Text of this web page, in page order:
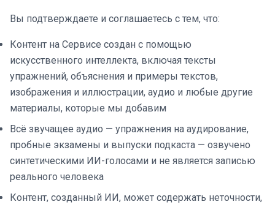
Вы подтверждаете и соглашаетесь с тем, что:
Контент на Сервисе создан с помощью
искусственного интеллекта, включая тексты
упражнений, объяснения и примеры текстов,
изображения и иллюстрации, аудио и любые другие
материалы, которые мы добавим
Всё звучащее аудио — упражнения на аудирование,
пробные экзамены и выпуски подкаста — озвучено
синтетическими ИИ-голосами и не является записью
реального человека
Контент, созданный ИИ, может содержать неточности,